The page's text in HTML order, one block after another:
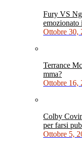
Fury VS
emozionato
Ottobre 30,
Terrance
mma?
Ottobre 16,
Colby
per farsi
Ottobre 5,